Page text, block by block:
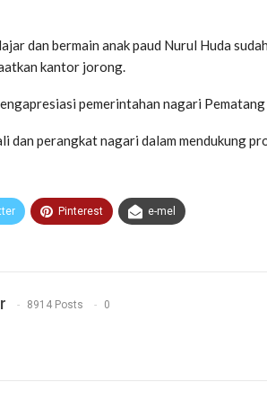
dan bermain anak paud Nurul Huda
kantor jorong.
pemerintahan nagari
dan perangkat nagari dalam mendukung
Pinterest e-mel
8914 Posts 0